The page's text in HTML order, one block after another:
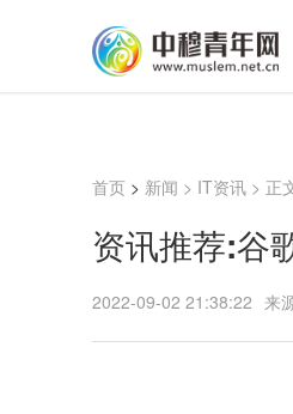
首页 > 新闻 > IT资讯 > 正
资讯推荐:谷
2022-09-02 21:38:22 来